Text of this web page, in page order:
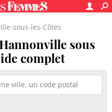
sous-les-Côtes
sous
complet